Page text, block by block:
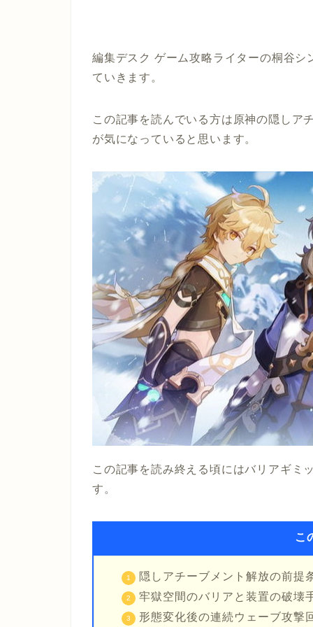
編集デスク ゲーム攻略ライターの桐谷
ていきます。
この記事を読んでいる方は原神の隠しア
が気になっていると思います。
この記事を読み終える頃にはバリアギミ
す。
こ
隠しアチーブメント解放の前提
牢獄空間のバリアと装置の破壊
形態変化後の連続ウェーブ攻撃